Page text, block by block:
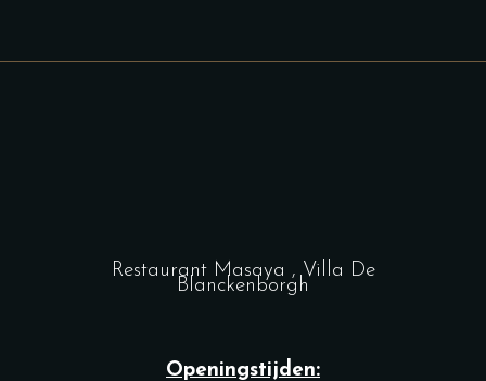
Restaurant Masaya , Villa De
Blanckenborgh
Openingstijden: